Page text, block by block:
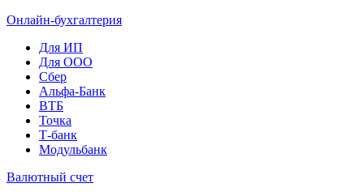
Онлайн-бухгалтерия
Для ИП
Для ООО
Сбер
Альфа-Банк
ВТБ
Точка
Т-банк
Модульбанк
Валютный счет